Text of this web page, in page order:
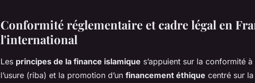
Conformité réglementaire et cadre légal en
l'international
Les principes de la finance islamique s’appuient sur la conformité
l’usure (riba) et la promotion d’un financement éthique centré sur